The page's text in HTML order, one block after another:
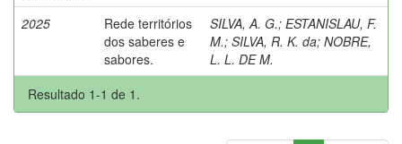
2025
Rede territórios
dos saberes e
sabores.
SILVA, A. G.; ESTANISLAU, F.
M.; SILVA, R. K. da; NOBRE,
L. L. DE M.
Resultado 1-1 de 1.